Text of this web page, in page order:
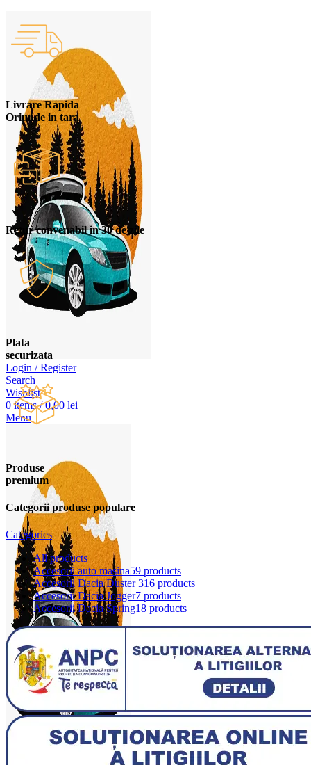
Login / Register
Search
Wishlist
0items / 0,00 lei
Menu
Livrare Rapida
Oriunde in tara
Retur convenabil in 30 de zile
Plata
securizata
Produse
premium
Categorii produse populare
Categories
Allproducts
Accesorii auto masina59 products
Accesorii Dacia Duster 316 products
Accesorii Dacia Jogger7 products
Accesorii Dacia Spring18 products